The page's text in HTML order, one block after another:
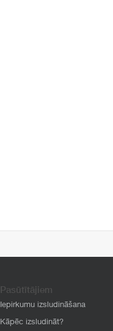
Pasūtītājiem
Iepirkumu izsludināšana
Kāpēc izsludināt?